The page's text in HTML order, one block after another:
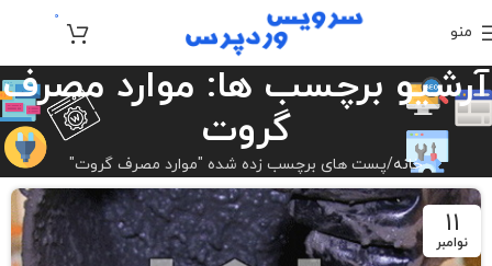
منو
0
آرشیو برچسب ها: موارد مصرف
گروت
خانه پست های برچسب زده شده "موارد مصرف گروت"
11
نوامبر